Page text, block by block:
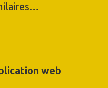
web